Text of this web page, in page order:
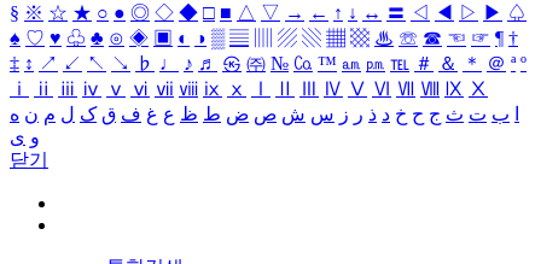
§ ※ ☆ ★ ○ ● ◎ ◇ ◆ □ ■ △ ▽ → ← ↑ ↓ ↔ 〓 ◁ ◀ ▷ ▶ ♤
♠ ♡ ♥ ♧ ♣ ⊙ ◈ ▣ ◐ ◑ ▒ ▤ ▨ ▧ ▦ ▩ ♨ ☏ ☎ ☜ ☞ ¶ †
‡ ↕ ↗ ↙ ↖ ↘ ♭ ♩ ♪ ♬ ㉿ ㈜ № ㏇ ™ ㏂ ㏘ ℡ ＃ ＆ ＊ ＠ ª º
ⅰ
ⅱ ⅲ ⅳ ⅴ ⅵ ⅶ ⅷ ⅸ ⅹ Ⅳ Ⅴ Ⅵ Ⅶ Ⅷ Ⅸ Ⅹ
ب ت ث ج ح خ د ذ ر ز س ش ص ض ط ظ ع غ ف ق ک ل م ن ه
و ی
닫기